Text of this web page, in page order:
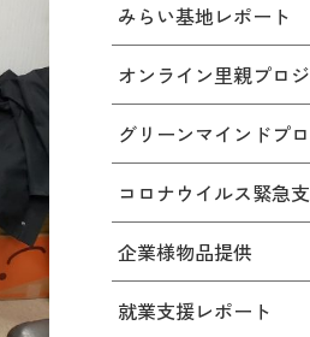
みらい基地レポート
オンライン里親プロ
グリーンマインドプ
コロナウイルス緊急
企業様物品提供
就業支援レポート